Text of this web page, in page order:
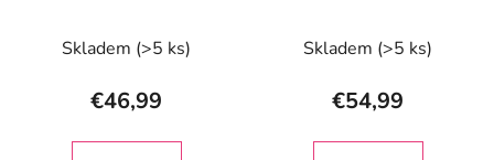
Skladem (>5 ks)
€46,99
Skladem (>5 ks)
€54,99